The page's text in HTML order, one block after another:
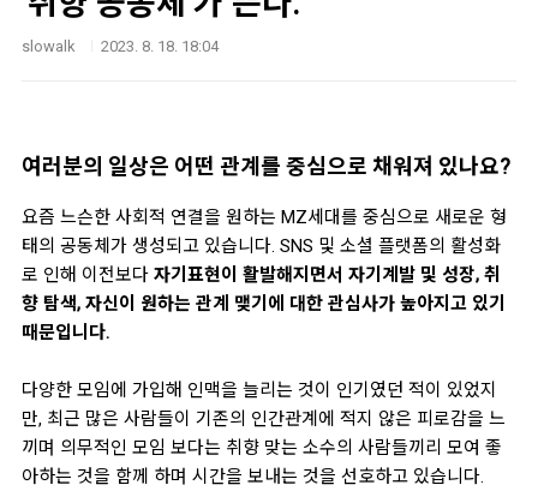
slowalk 2023. 8. 18. 18:04
여러분의 일상은 어떤 관계를 중심으로 채워져 있나요?
요즘 느슨한 사회적 연결을 원하는 MZ세대를 중심으로 새로운 형
태의 공동체가 생성되고 있습니다. SNS 및 소셜 플랫폼의 활성화
로 인해 이전보다 자기표현이 활발해지면서 자기계발 및 성장, 취
향 탐색, 자신이 원하는 관계 맺기에 대한 관심사가 높아지고 있기
때문입니다.
다양한 모임에 가입해 인맥을 늘리는 것이 인기였던 적이 있었지
만, 최근 많은 사람들이 기존의 인간관계에 적지 않은 피로감을 느
끼며 의무적인 모임 보다는 취향 맞는 소수의 사람들끼리 모여 좋
아하는 것을 함께 하며 시간을 보내는 것을 선호하고 있습니다.